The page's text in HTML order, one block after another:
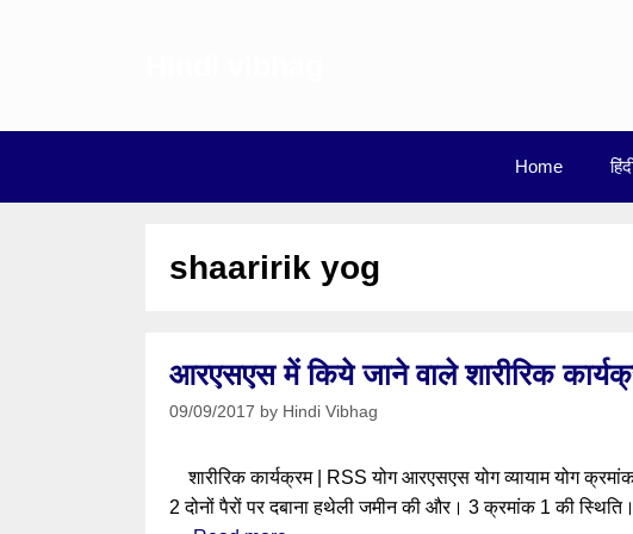
Home
shaaririk yog
आरएसएस में किये जाने वाले शारीरिक
09/09/2017 by Hindi Vibhag
शारीरिक कार्यक्रम | RSS योग आरएसएस योग व्यायाम योग
2 दोनों पैरों पर दबाना हथेली जमीन की और। 3 क्रमांक 1 की